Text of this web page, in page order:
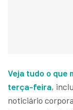
Veja tudo o que
terça-feira,
noticiário